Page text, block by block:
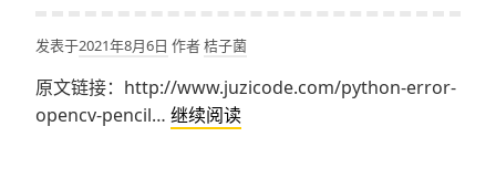
failed)
==
发表于2021年8月6日 作者桔子菌
原文链接：http://www.juzicode.com/python-error-
opencv-pencil… 继续阅读Python